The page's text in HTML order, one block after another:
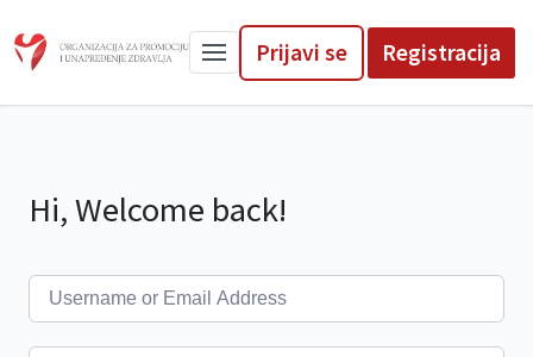
Prijavi se Registracija
Hi, Welcome back!